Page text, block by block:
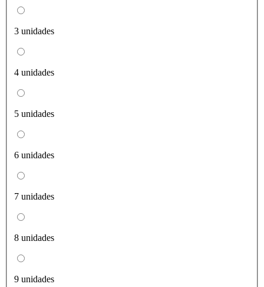
3 unidades
4 unidades
5 unidades
6 unidades
7 unidades
8 unidades
9 unidades